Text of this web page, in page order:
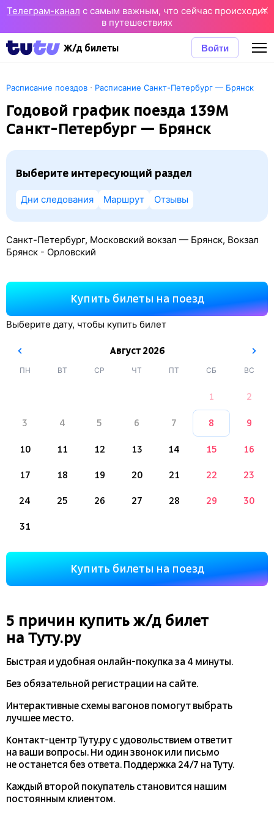
Телеграм-канал с самым важным, что сейчас происходит
в путешествиях
Ж/д билеты Войти
Расписание поездов · Расписание Санкт-Петербург — Брянск
Годовой график поезда 139М
Санкт-Петербург — Брянск
Выберите интересующий раздел
Дни следования Маршрут Отзывы
Санкт-Петербург, Московский вокзал — Брянск, Вокзал
Брянск - Орловский
Купить билеты на поезд
Выберите дату, чтобы купить билет
Август2026
ПН ВТ СР ЧТ ПТ СБ ВС
1 2
3 4 5 6 7 8 9
10 11 12 13 14 15 16
17 18 19 20 21 22 23
24 25 26 27 28 29 30
31
Купить билеты на поезд
5 причин купить ж/д билет
на Туту.ру
Быстрая и удобная онлайн-покупказа 4 минуты.
Без обязательной регистрации на сайте.
Интерактивные схемы вагонов помогут выбрать
лучшее место.
Контакт-центр Туту.ру с удовольствием ответит
на ваши вопросы. Ни один звонок или письмо
не останется без ответа. Поддержка 24/7 на Туту.
Каждый второй покупатель становится нашим
постоянным клиентом.